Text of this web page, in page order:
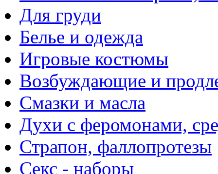
Для груди
Белье и одежда
Игровые костюмы
Возбуждающие и
Смазки и масла
Духи с феромонами,
Страпон, фаллопротезы
Секс - наборы